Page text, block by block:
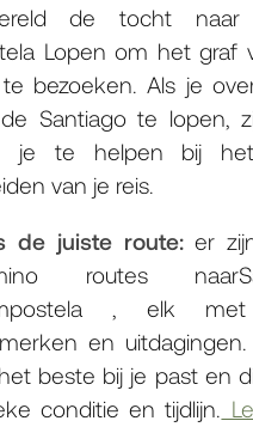
de tocht naar
Lopen om het graf
te bezoeken. Als je
Santiago te lopen,
je te helpen bij
van je reis.
de juiste route:er
routes
, elk
en
beste bij je past en
conditie en tijdlijn.